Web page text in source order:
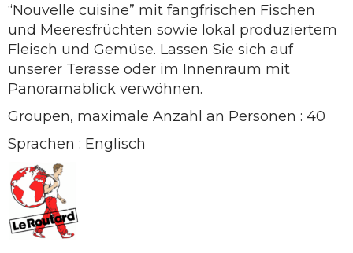
“Nouvelle cuisine” mit fangfrischen Fischen
und Meeresfrüchten sowie lokal produziertem
Fleisch und Gemüse. Lassen Sie sich auf
unserer Terasse oder im Innenraum mit
Panoramablick verwöhnen.
Groupen, maximale Anzahl an Personen : 40
Sprachen : Englisch